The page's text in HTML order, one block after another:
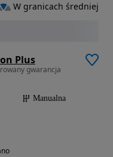
Plus
gwarancja
Manualna
W granicach średniej